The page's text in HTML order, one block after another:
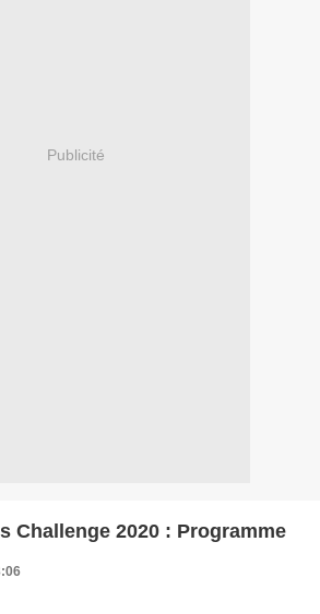
Publicité
Challenge 2020 : Programme